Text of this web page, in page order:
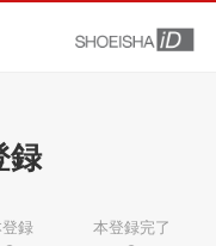
録
録 本登録完了